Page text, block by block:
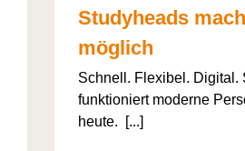
Studyheads
möglich
Schnell. Flexibel. Digital.
funktioniert moderne
heute. [...]